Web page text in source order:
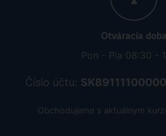
Otváracia doba
Pon - Pia 08:30 -
Číslo účtu:
Obchodujeme s aktuálnym